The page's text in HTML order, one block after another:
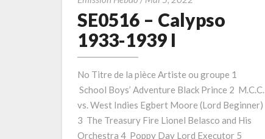
–
Calypso
I
SE0516 – Calypso
1933-1939 I
No Titre de la pièce Artiste ou groupe 1
School Boys’ Adventure Black Prince 2 M.C.C.
vs. West Indies Egbert Moore (Lord Beginner)
3 The Treasury Fire Lionel Belasco and His
Orchestra 4 Poppy Day Lord Executor 5